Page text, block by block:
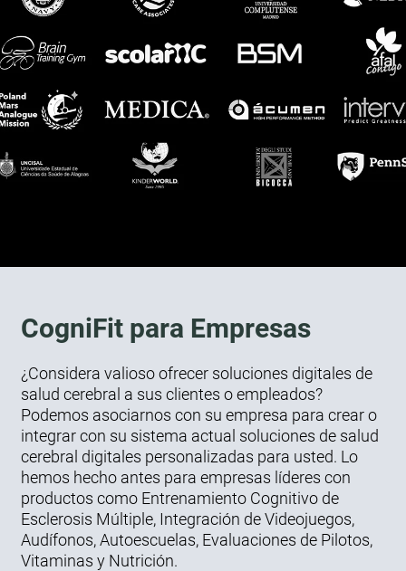
CogniFit para Empresas
¿Considera valioso ofrecer soluciones digitales de
salud cerebral a sus clientes o empleados?
Podemos asociarnos con su empresa para crear o
integrar con su sistema actual soluciones de salud
cerebral digitales personalizadas para usted. Lo
hemos hecho antes para empresas líderes con
productos como Entrenamiento Cognitivo de
Esclerosis Múltiple, Integración de Videojuegos,
Audífonos, Autoescuelas, Evaluaciones de Pilotos,
Vitaminas y Nutrición.